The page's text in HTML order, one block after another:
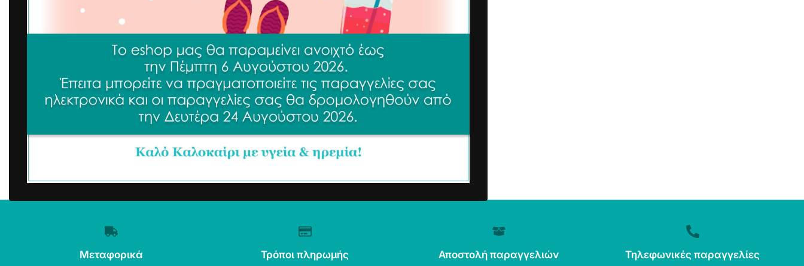
Μεταφορικά Τρόποι πληρωμής Αποστολή παραγγελιών Τηλεφωνικές παραγγελίες